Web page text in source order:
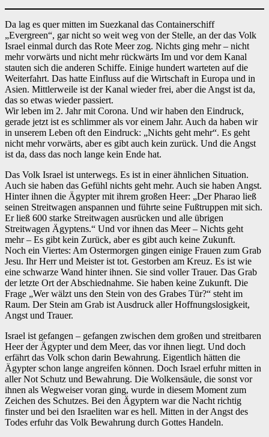
Da lag es quer mitten im Suezkanal das Containerschiff
„Evergreen“, gar nicht so weit weg von der Stelle, an der das Volk
Israel einmal durch das Rote Meer zog. Nichts ging mehr – nicht
mehr vorwärts und nicht mehr rückwärts Im und vor dem Kanal
stauten sich die anderen Schiffe. Einige hundert warteten auf die
Weiterfahrt. Das hatte Einfluss auf die Wirtschaft in Europa und in
Asien. Mittlerweile ist der Kanal wieder frei, aber die Angst ist da,
das so etwas wieder passiert.
Wir leben im 2. Jahr mit Corona. Und wir haben den Eindruck,
gerade jetzt ist es schlimmer als vor einem Jahr. Auch da haben wir
in unserem Leben oft den Eindruck: „Nichts geht mehr“. Es geht
nicht mehr vorwärts, aber es gibt auch kein zurück. Und die Angst
ist da, dass das noch lange kein Ende hat.
Das Volk Israel ist unterwegs. Es ist in einer ähnlichen Situation.
Auch sie haben das Gefühl nichts geht mehr. Auch sie haben Angst.
Hinter ihnen die Ägypter mit ihrem großen Heer: „Der Pharao ließ
seinen Streitwagen anspannen und führte seine Fußtruppen mit sich.
Er ließ 600 starke Streitwagen ausrücken und alle übrigen
Streitwagen Ägyptens.“ Und vor ihnen das Meer – Nichts geht
mehr – Es gibt kein Zurück, aber es gibt auch keine Zukunft.
Noch ein Viertes: Am Ostermorgen gingen einige Frauen zum Grab
Jesu. Ihr Herr und Meister ist tot. Gestorben am Kreuz. Es ist wie
eine schwarze Wand hinter ihnen. Sie sind voller Trauer. Das Grab
der letzte Ort der Abschiednahme. Sie haben keine Zukunft. Die
Frage „Wer wälzt uns den Stein von des Grabes Tür?“ steht im
Raum. Der Stein am Grab ist Ausdruck aller Hoffnungslosigkeit,
Angst und Trauer.
Israel ist gefangen – gefangen zwischen dem großen und streitbaren
Heer der Ägypter und dem Meer, das vor ihnen liegt. Und doch
erfährt das Volk schon darin Bewahrung. Eigentlich hätten die
Ägypter schon lange angreifen können. Doch Israel erfuhr mitten in
aller Not Schutz und Bewahrung. Die Wolkensäule, die sonst vor
ihnen als Wegweiser voran ging, wurde in diesem Moment zum
Zeichen des Schutzes. Bei den Ägyptern war die Nacht richtig
finster und bei den Israeliten war es hell. Mitten in der Angst des
Todes erfuhr das Volk Bewahrung durch Gottes Handeln.